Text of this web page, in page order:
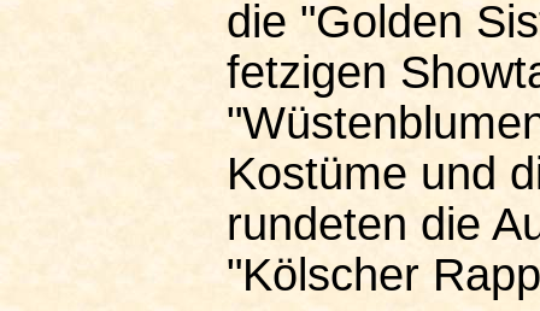
die "Golden
fetzigen
Kostüme und
rundeten die
"Kölscher